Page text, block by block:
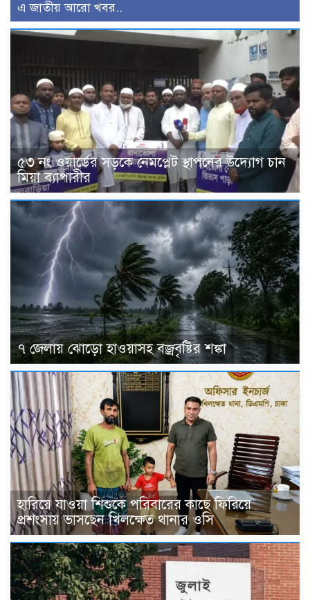
এ জাতীয় আরো খবর..
৫৩ নং ওয়ার্ডের সড়কে নেমপ্লেট স্থাপনের উদ্যোগ চান
মিয়া ব্যাপারীর
৭ জেলায় ঝোড়ো হাওয়াসহ বজ্রবৃষ্টির শঙ্কা
হারিয়ে যাওয়া শিশুকে পরিবারের কাছে ফিরিয়ে
প্রশংসায় ভাসছেন খিলক্ষেত থানার ওসি